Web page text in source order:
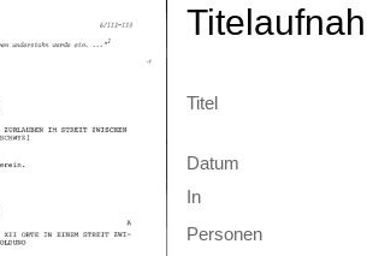
Titel
Datum
In
Personen